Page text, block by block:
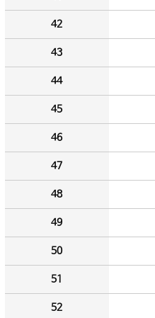
42
43
44
45
46
47
48
49
50
51
52